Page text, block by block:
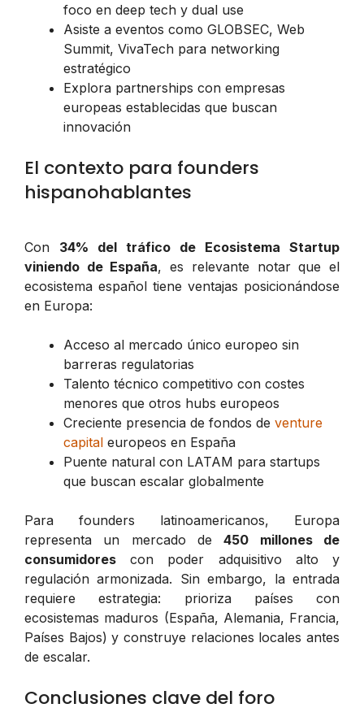
foco en deep tech y dual use
Asiste a eventos como GLOBSEC, Web
Summit, VivaTech para networking
estratégico
Explora partnerships con empresas
europeas establecidas que buscan
innovación
El contexto para founders
hispanohablantes
Con 34% del tráfico de Ecosistema Startup
viniendo de España, es relevante notar que el
ecosistema español tiene ventajas posicionándose
en Europa:
Acceso al mercado único europeo sin
barreras regulatorias
Talento técnico competitivo con costes
menores que otros hubs europeos
Creciente presencia de fondos de venture
capital europeos en España
Puente natural con LATAM para startups
que buscan escalar globalmente
Para founders latinoamericanos, Europa
representa un mercado de450 millones de
consumidores con poder adquisitivo alto y
regulación armonizada. Sin embargo, la entrada
requiere estrategia: prioriza países con
ecosistemas maduros (España, Alemania, Francia,
Países Bajos) y construye relaciones locales antes
de escalar.
Conclusiones clave del foro